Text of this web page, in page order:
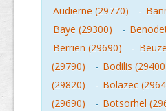
Audierne (29770)
-
Baye (29300)
-
Berrien (29690)
-
(29790)
- Bodilis
(29820)
- Bolazec
(29690)
- Botsorhel